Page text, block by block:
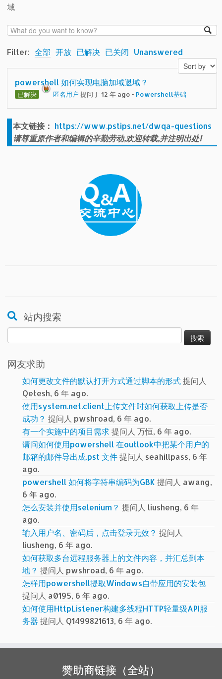
域
Filter: 全部 开放 已解决 已关闭 Unanswered
powershell 如何实现电脑加域退域？
已解决 匿名用户 提问于 12 年 ago • Powershell基础
本文链接： https://www.pstips.net/dwqa-questions
请尊重原作者和编辑的辛勤劳动,欢迎转载,并注明出处!
站内搜索
索：
网友求助
如何更改文件的默认打开方式通过脚本的形式提问人
Qetesh, 6 年 ago.
使用system.net.client上传文件时如何获取上传是否
成功？ 提问人 pwshroad, 6 年 ago.
有一个实施中的项目需求提问人 万恒, 6 年 ago.
请问如何使用powershell 在outlook中把某个用户的
邮箱的邮件导出成.pst 文件提问人 seahillpass, 6 年
ago.
powershell 如何将字符串编码为GBK 提问人 awang,
6 年 ago.
怎么安装并使用selenium？ 提问人 liusheng, 6 年
ago.
输入用户名、密码后，点击登录无效？ 提问人
liusheng, 6 年 ago.
如何获取多台远程服务器上的文件内容，并汇总到本
地？ 提问人 pwshroad, 6 年 ago.
怎样用powershell提取Windows自带应用的安装包
提问人 a0195, 6 年 ago.
如何使用HttpListener构建多线程HTTP轻量级API服
务器 提问人 Q1499821613, 6 年 ago.
赞助商链接（全站）